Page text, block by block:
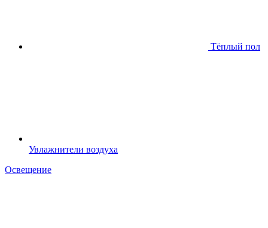
Тёплый пол
Увлажнители воздуха
Освещение